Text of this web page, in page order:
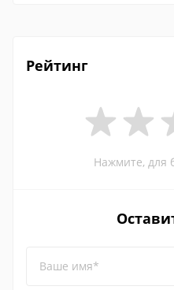
Рейтинг
Нажмите, для
Ваше имя*